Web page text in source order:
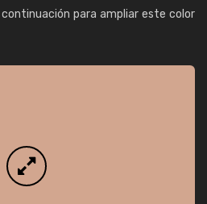
para ampliar este color